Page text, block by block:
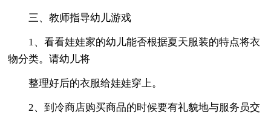
三、教师指导幼儿游戏
1、看看娃娃家的幼儿能否根据夏天服装的特点将衣
物分类。请幼儿将
整理好后的衣服给娃娃穿上。
2、到冷商店购买商品的时候要有礼貌地与服务员交